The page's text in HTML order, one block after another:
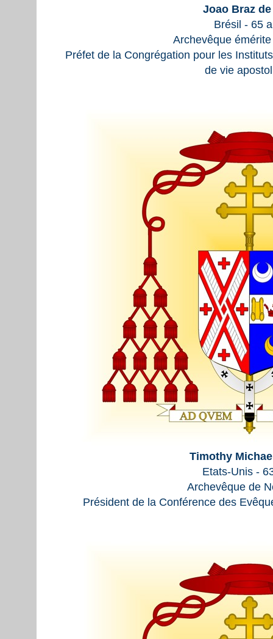
Joao Braz
Brésil - 65
Archevêque
Préfet de la Congrégation pour les
de vie
Timothy
Etats-Unis -
Archevêque de
Président de la Conférence des